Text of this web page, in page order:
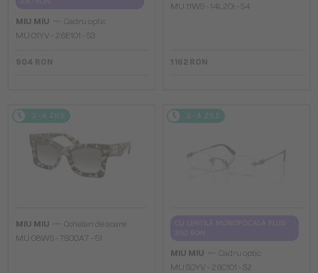
MIU MIU
Cadru optic
MU 01YV - 26E1O1 - 53
904 RON
MU 11WS - 14L20I - 54
1 162 RON
2-4 ZILE
MIU MIU
Ochelari de soare
MU 08WS - 7S00A7 - 51
2-4 ZILE
MIU MIU
Cadru optic
MU 50YV - 26C1O1 - 52